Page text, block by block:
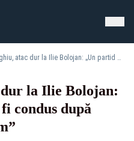
Alina Gorghiu, atac dur la Ilie Bolojan: „Un partid nu poate fi condus după bunul plac al unui om”
la Ilie Bolojan:
condus după